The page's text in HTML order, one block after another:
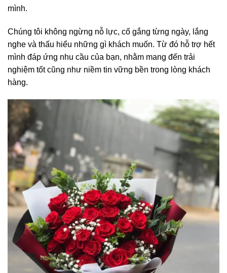
mình.
Chúng tôi không ngừng nỗ lực, cố gắng từng ngày, lắng
nghe và thấu hiểu những gì khách muốn. Từ đó hỗ trợ hết
mình đáp ứng nhu cầu của bạn, nhằm mang đến trải
nghiệm tốt cũng như niềm tin vững bền trong lòng khách
hàng.